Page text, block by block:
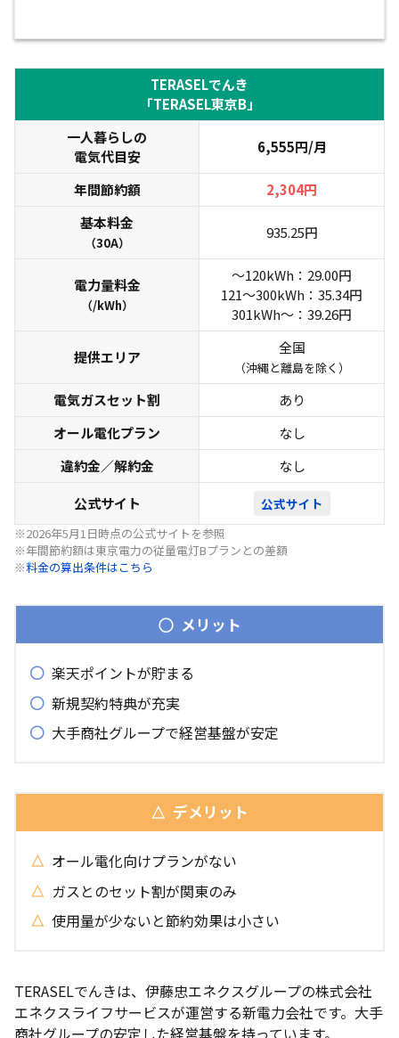
TERASELでんき
「TERASEL東京B」
一人暮らしの
電気代目安
6,555円/月
年間節約額
2,304円
基本料金
（30A）
935.25円
電力量料金
（/kWh）
～120kWh：29.00円
121～300kWh：35.34円
301kWh～：39.26円
提供エリア
全国
（沖縄と離島を除く）
電気ガスセット割
あり
オール電化プラン
なし
違約金／解約金
なし
公式サイト
公式サイト
※2026年5月1日時点の公式サイトを参照
※年間節約額は東京電力の従量電灯Bプランとの差額
※料金の算出条件はこちら
メリット
楽天ポイントが貯まる
新規契約特典が充実
大手商社グループで経営基盤が安定
デメリット
オール電化向けプランがない
ガスとのセット割が関東のみ
使用量が少ないと節約効果は小さい
TERASELでんきは、伊藤忠エネクスグループの株式会社
エネクスライフサービスが運営する新電力会社です。大手
商社グループの安定した経営基盤を持っています。